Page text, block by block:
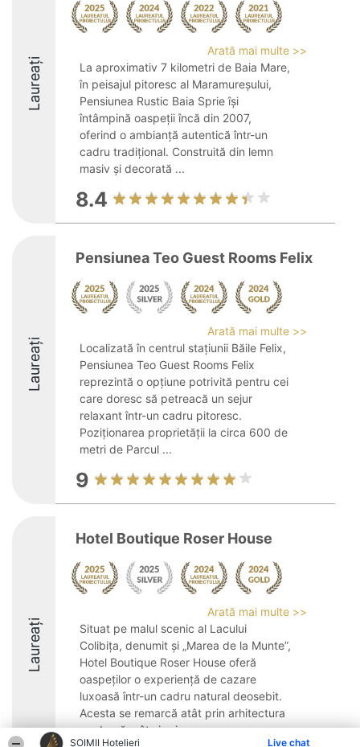
ȘOIMII Hotelieri Live chat
Laureați
Arată mai multe >>
La aproximativ 7 kilometri de Baia Mare,
în peisajul pitoresc al Maramureșului,
Pensiunea Rustic Baia Sprie își
întâmpină oaspeții încă din 2007,
oferind o ambianță autentică într-un
cadru tradițional. Construită din lemn
masiv și decorată ...
8.4
Laureați
Pensiunea Teo Guest Rooms Felix
Arată mai multe >>
Localizată în centrul stațiunii Băile Felix,
Pensiunea Teo Guest Rooms Felix
reprezintă o opțiune potrivită pentru cei
care doresc să petreacă un sejur
relaxant într-un cadru pitoresc.
Poziționarea proprietății la circa 600 de
metri de Parcul ...
9
Laureați
Hotel Boutique Roser House
Arată mai multe >>
Situat pe malul scenic al Lacului
Colibița, denumit și „Marea de la Munte”,
Hotel Boutique Roser House oferă
oaspeților o experiență de cazare
luxoasă într-un cadru natural deosebit.
Acesta se remarcă atât prin arhitectura
modernă, cât și prin ...